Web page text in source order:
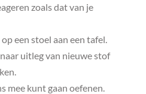
zoals dat van je
een stoel aan een tafel.
uitleg van nieuwe stof
mee kunt gaan oefenen.